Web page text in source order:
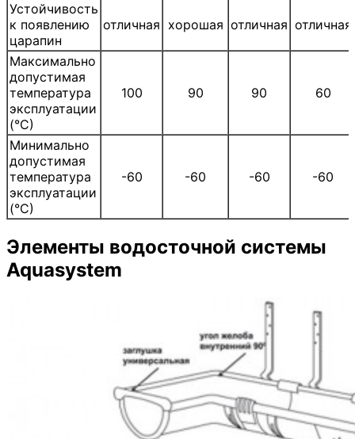
Устойчивость
к появлению
царапин
отличная хорошая отличная отличная
Максимально
допустимая
температура
эксплуатации
(°С)
100 90 90 60
Минимально
допустимая
температура
эксплуатации
(°С)
-60 -60 -60 -60
Элементы водосточной системы
Aquasystem